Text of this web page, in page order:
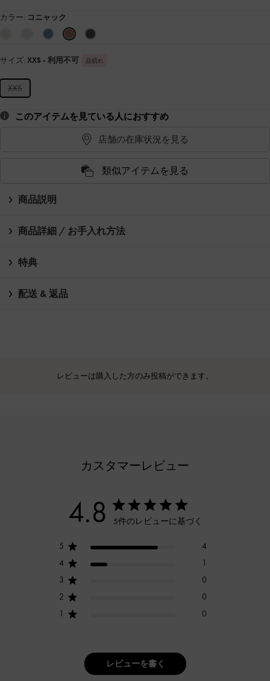
カラー: コニャック
サイズ: XXS - 利用不可 品切れ
XXS
このアイテムを見ている人におすすめ
店舗の在庫状況を見る
類似アイテムを見る
商品説明
商品詳細 / お手入れ方法
特典
配送 & 返品
レビューは購入した方のみ投稿ができます。
カスタマーレビュー
4.8 5件のレビューに基づく
5
4
4
1
3
0
2
0
1
0
レビューを書く